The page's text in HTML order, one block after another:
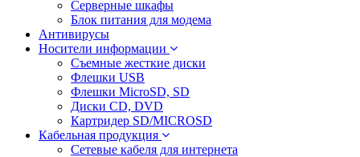
Серверные шкафы
Блок питания для модема
Антивирусы
Носители информации
Съемные жесткие диски
Флешки USB
Флешки MicroSD, SD
Диски CD, DVD
Картридер SD/MICROSD
Кабельная продукция
Сетевые кабеля для интернета